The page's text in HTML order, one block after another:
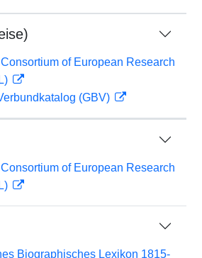
of European Research
(GBV)
of European Research
Biographisches Lexikon 1815-